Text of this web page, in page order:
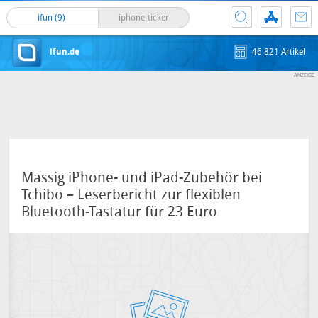
ifun (9) iphone-ticker
ifun.de 46 821 Artikel
Massig iPhone- und iPad-Zubehör bei
Tchibo – Leserbericht zur flexiblen
Bluetooth-Tastatur für 23 Euro